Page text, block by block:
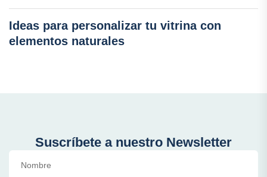
Ideas para personalizar tu vitrina con
elementos naturales
Suscríbete a nuestro Newsletter